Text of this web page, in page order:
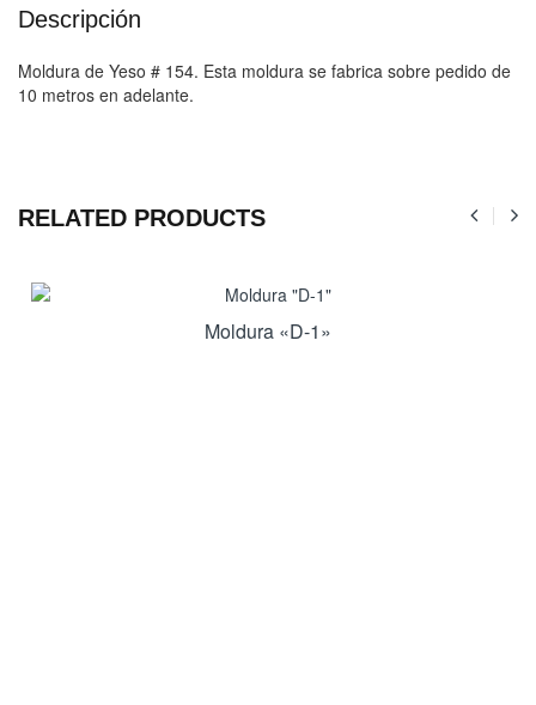
Descripción
Moldura de Yeso # 154. Esta moldura se fabrica sobre pedido de
10 metros en adelante.
RELATED PRODUCTS
Moldura «D-1»